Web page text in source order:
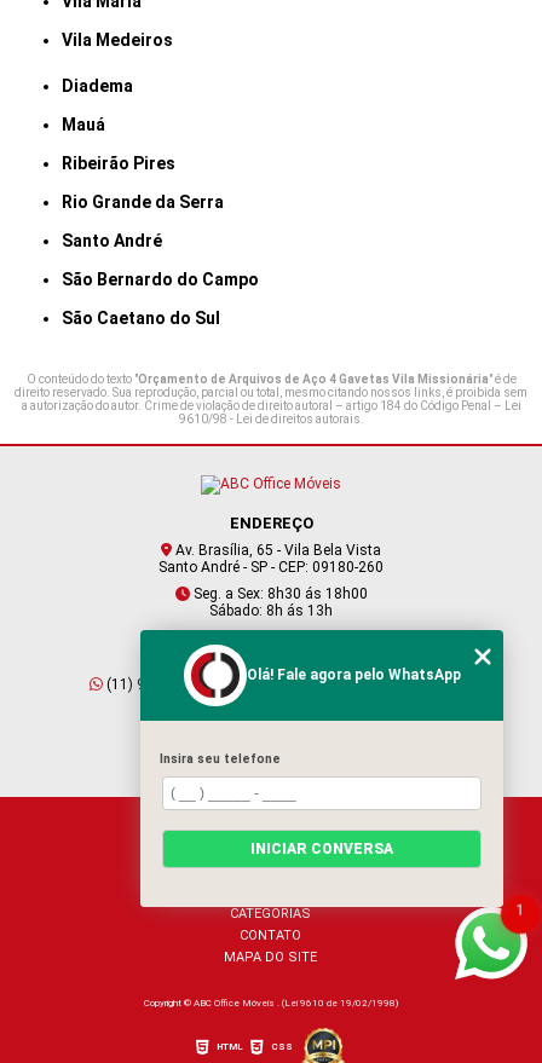
Vila Medeiros
Diadema
Mauá
Ribeirão Pires
Rio Grande da Serra
Santo André
São Bernardo do Campo
São Caetano do Sul
O conteúdo do texto "Orçamento de Arquivos de Aço 4 Gavetas Vila Missionária" é de
direito reservado. Sua reprodução, parcial ou total, mesmo citando nossos links, é proibida sem
a autorização do autor. Crime de violação de direito autoral – artigo 184 do Código Penal – Lei
9610/98 - Lei de direitos autorais.
ENDEREÇO
Av. Brasília, 65 - Vila Bela Vista
Santo André - SP - CEP: 09180-260
Seg. a Sex: 8h30 ás 18h00
Sábado: 8h ás 13h
CONTATO
(11) 95409-2229
(11) 4901-6045
vendas@abcofficemoveis.com.br
HOME
SOBRE NÓS
PRODUTOS
CATEGORIAS
CONTATO
MAPA DO SITE
Copyright © ABC Office Móveis . (Lei 9610 de 19/02/1998)
HTML CSS
1
Olá! Fale agora pelo WhatsApp
Insira seu telefone
INICIAR CONVERSA